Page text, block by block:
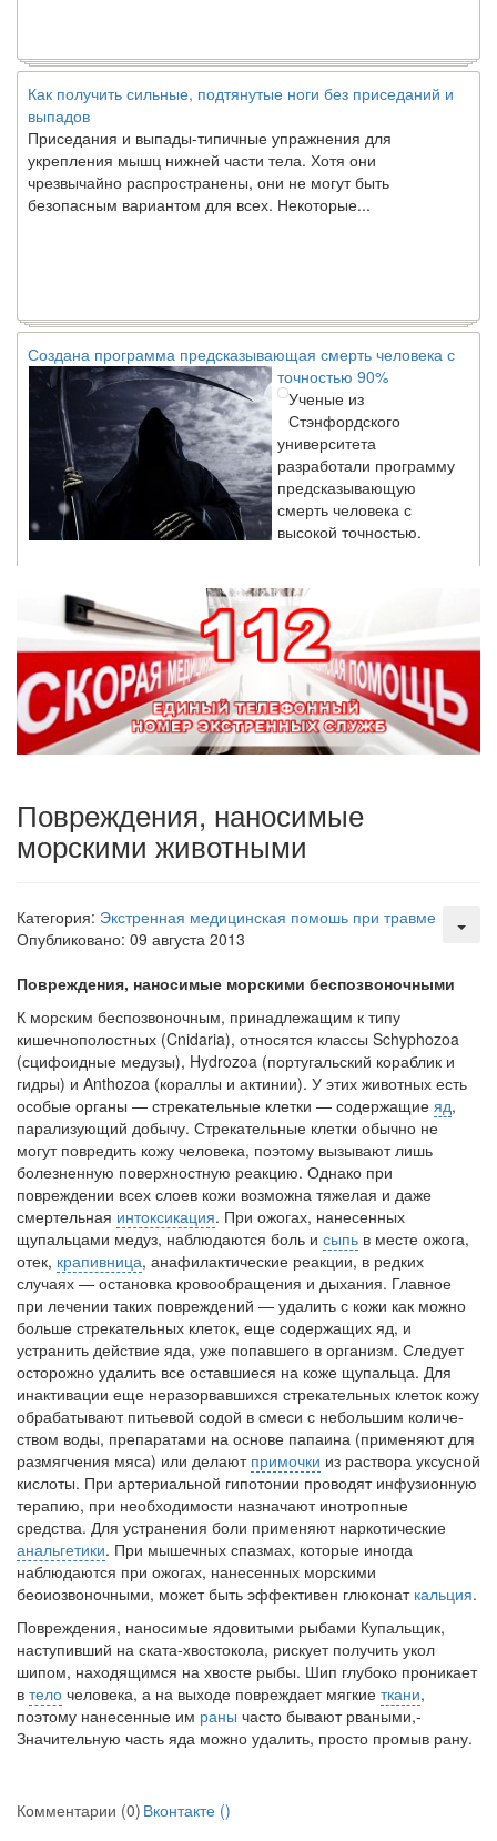
Как получить сильные, подтянутые ноги без приседаний и
выпадов
Приседания и выпады-типичные упражнения для
укрепления мышц нижней части тела. Хотя они
чрезвычайно распространены, они не могут быть
безопасным вариантом для всех. Некоторые...
Создана программа предсказывающая смерть человека с
точностью 90%
Ученые из
Стэнфордского
университета
разработали программу
предсказывающую
смерть человека с
высокой точностью.
Зарплата врачей в 2018 году превысит средний доход
россиян в два раза
Глава Минздрава РФ
Вероника Скворцова
опровергла
сообщение о падении
доходов медицинских
работников в
встрече с журналистами ведущих...
надзору в сфере
касаются увеличения риска
острой кардиотоксичности и
роста сопутствующих
осложнений от...
Закон о праве родителей находиться с детьми в
реанимации внесен в Госдуму
Соответствующий
законопроект внесен в
палату на
рассмотрение. Суть его
заключается в
нахождении одного из
родителей в
больничной палате
бесплатно, в течении всего срока лечения...
Повреждения, наносимые
морскими животными
Категория: Экстренная медицинская помошь при травме
Опубликовано: 09 августа 2013
Повреждения, наносимые морскими беспозвоночными
К морским беспозвоночным, принадлежащим к типу
кишечнополост­ных (Cnidaria), относятся классы Schyphozoa
(сцифоидные медузы), Hydrozoa (португальский кораблик и
гидры) и Anthozoa (кораллы и ак­тинии). У этих животных есть
особые органы — стрекательные клет­ки — содержащие яд,
парализующий добычу. Стрекательные клетки обычно не
могут повредить кожу человека, поэтому вызывают лишь
болезненную поверхностную реакцию. Однако при
повреждении всех слоев кожи возможна тяжелая и даже
смертельная интоксикация. При ожогах, нанесенных
щупальцами медуз, наблюдаются боль и сыпь в месте ожога,
отек, крапивница, анафилактические реакции, в редких
случаях — остановка кровообращения и дыхания. Главное
при лечении таких повреждений — удалить с кожи как можно
больше стрекатель­ных клеток, еще содержащих яд, и
устранить действие яда, уже попав­шего в организм. Следует
осторожно удалить все оставшиеся на коже щупальца. Для
инактивации еще неразорвавшихся стрекательных кле­ток кожу
обрабатывают питьевой содой в смеси с небольшим количе­
ством воды, препаратами на основе папаина (применяют для
размягче­ния мяса) или делают примочки из раствора уксусной
кислоты. При артериальной гипотонии проводят инфузионную
терапию, при необ­ходимости назначают инотропные
средства. Для устранения боли при­меняют наркотические
анальгетики. При мышечных спазмах, которые иногда
наблюдаются при ожогах, нанесенных морскими
беоиозвоночными, может быть эффективен глюконат кальция.
Повреждения, наносимые ядовитыми рыбами Купальщик,
наступивший на ската-хвостокола, рискует получить укол
шипом, находящимся на хвосте рыбы. Шип глубоко проникает
в тело человека, а на выходе повреждает мягкие ткани,
поэтому нанесенные им раны часто бывают рваными,-
Значительную часть яда можно уда­лить, просто промыв рану.
Комментарии (0) Вконтакте ()